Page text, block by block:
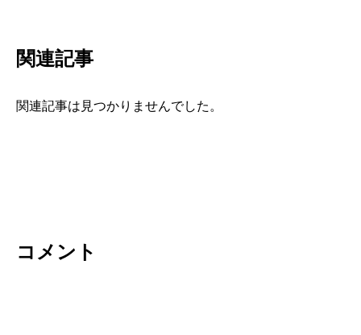
関連記事
関連記事は見つかりませんでした。
コメント